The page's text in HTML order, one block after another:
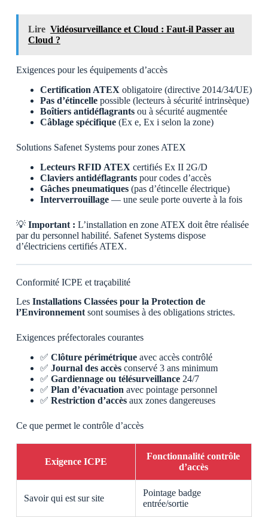
Lire Vidéosurveillance et Cloud : Faut-il Passer au
Cloud ?
Exigences pour les équipements d’accès
Certification ATEX obligatoire (directive 2014/34/UE)
Pas d’étincellepossible (lecteurs à sécurité intrinsèque)
Boîtiers antidéflagrantsou à sécurité augmentée
Câblage spécifique(Ex e, Ex i selon la zone)
Solutions Safenet Systems pour zones ATEX
Lecteurs RFID ATEX certifiés Ex II 2G/D
Claviers antidéflagrantspour codes d’accès
Gâches pneumatiques(pas d’étincelle électrique)
Interverrouillage— une seule porte ouverte à la fois
💡 Important : L’installation en zone ATEX doit être réalisée
par du personnel habilité. Safenet Systems dispose
d’électriciens certifiés ATEX.
Conformité ICPE et traçabilité
Les Installations Classées pour la Protection de
l’Environnementsont soumises à des obligations strictes.
Exigences préfectorales courantes
✅ Clôture périmétriqueavec accès contrôlé
✅ Journal des accèsconservé 3 ans minimum
✅ Gardiennage ou télésurveillance24/7
✅ Plan d’évacuation avec pointage personnel
✅ Restriction d’accèsaux zones dangereuses
Ce que permet le contrôle d’accès
Exigence ICPE
Fonctionnalité contrôle
d’accès
Savoir qui est sur site
Pointage badge
entrée/sortie